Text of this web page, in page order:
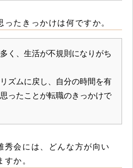
たきっかけは何ですか。
く、生活が不規則になりがち
ズムに戻し、自分の時間を有
ったことが転職のきっかけで
秀会には、どんな方が向い
か。